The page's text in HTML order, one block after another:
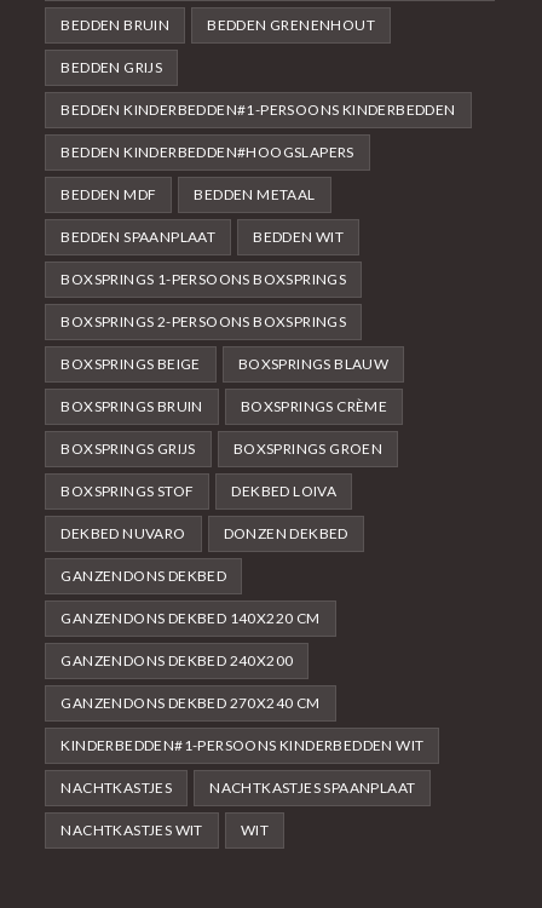
BEDDEN BRUIN BEDDEN GRENENHOUT
BEDDEN GRIJS
BEDDEN KINDERBEDDEN#1-PERSOONS KINDERBEDDEN
BEDDEN KINDERBEDDEN#HOOGSLAPERS
BEDDEN MDF BEDDEN METAAL
BEDDEN SPAANPLAAT BEDDEN WIT
BOXSPRINGS 1-PERSOONS BOXSPRINGS
BOXSPRINGS 2-PERSOONS BOXSPRINGS
BOXSPRINGS BEIGE BOXSPRINGS BLAUW
BOXSPRINGS BRUIN BOXSPRINGS CRÈME
BOXSPRINGS GRIJS BOXSPRINGS GROEN
BOXSPRINGS STOF DEKBED LOIVA
DEKBED NUVARO DONZEN DEKBED
GANZENDONS DEKBED
GANZENDONS DEKBED 140X220 CM
GANZENDONS DEKBED 240X200
GANZENDONS DEKBED 270X240 CM
KINDERBEDDEN#1-PERSOONS KINDERBEDDEN WIT
NACHTKASTJES NACHTKASTJES SPAANPLAAT
NACHTKASTJES WIT WIT